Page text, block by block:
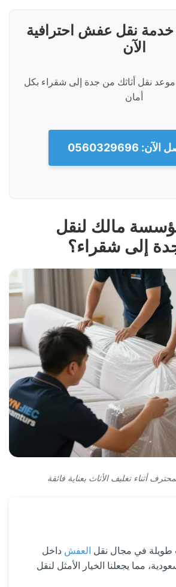
نقل عفش احترافية
الآن
نقل أثاثك من جدة إلى شقراء بكل
أمان
0560329696
مؤسسة مالك لنقل
إلى شقراء؟
أثناء تغليف الأثاث بعناية فائقة
طويلة في مجال نقل العفش داخل
مما يجعلنا الخيار الأمثل لنقل